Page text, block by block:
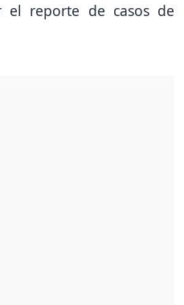
el reporte de casos de